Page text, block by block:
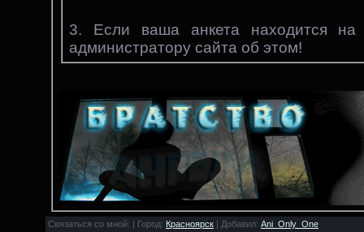
3. Если ваша анкета находится
администратору сайта об этом!
Связаться со мной: | Город: Красноярск | Добавил: Ani_Only_One